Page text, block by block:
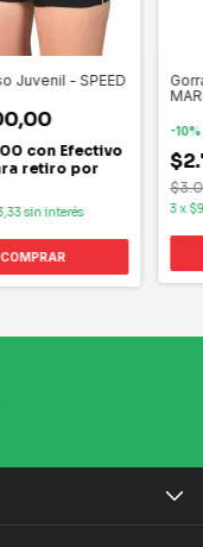
Juvenil - SPEED
con Efectivo
retiro por
sin interés
COMPRAR
-10%
3x